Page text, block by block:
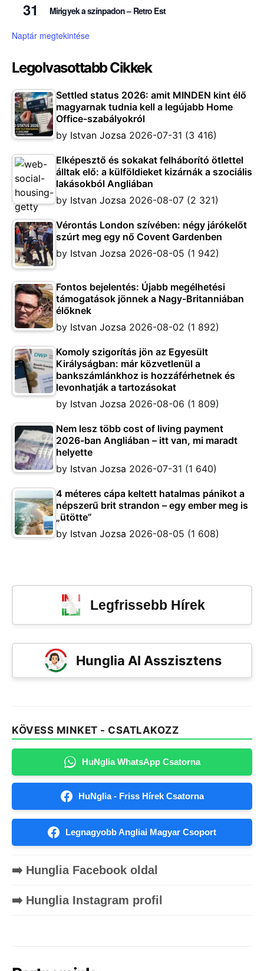
31 Mirigyek a színpadon – Retro Est
Naptár megtekintése
Legolvasottabb Cikkek
Settled status 2026: amit MINDEN kint élő
magyarnak tudnia kell a legújabb Home
Office-szabályokról
by Istvan Jozsa 2026-07-31 (3 416)
Elképesztő és sokakat felháborító ötlettel
álltak elő: a külföldieket kizárnák a szociális
lakásokból Angliában
by Istvan Jozsa 2026-08-07 (2 321)
Vérontás London szívében: négy járókelőt
szúrt meg egy nő Covent Gardenben
by Istvan Jozsa 2026-08-05 (1 942)
Fontos bejelentés: Újabb megélhetési
támogatások jönnek a Nagy-Britanniában
élőknek
by Istvan Jozsa 2026-08-02 (1 892)
Komoly szigorítás jön az Egyesült
Királyságban: már közvetlenül a
bankszámlánkhoz is hozzáférhetnek és
levonhatják a tartozásokat
by Istvan Jozsa 2026-08-06 (1 809)
Nem lesz több cost of living payment
2026-ban Angliában – itt van, mi maradt
helyette
by Istvan Jozsa 2026-07-31 (1 640)
4 méteres cápa keltett hatalmas pánikot a
népszerű brit strandon – egy ember meg is
„ütötte”
by Istvan Jozsa 2026-08-05 (1 608)
Legfrissebb Hírek
Hunglia AI Asszisztens
KÖVESS MINKET - CSATLAKOZZ
HuNglia WhatsApp Csatorna
HuNglia - Friss Hírek Csatorna
Legnagyobb Angliai Magyar Csoport
➡️ Hunglia Facebook oldal
➡️ Hunglia Instagram profil